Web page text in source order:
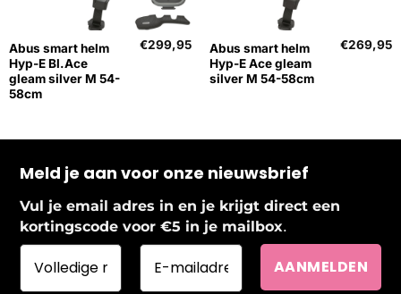
Abus smart helm
Hyp-E Bl.Ace
gleam silver M 54-
58cm
€299,95
Abus smart helm
Hyp-E Ace gleam
silver M 54-58cm
€269,95
Meld je aan voor onze nieuwsbrief
Vul je email adres in en je krijgt direct een
kortingscode voor €5 in je mailbox.